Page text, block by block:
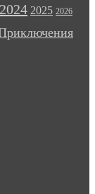
2024 2025 2026